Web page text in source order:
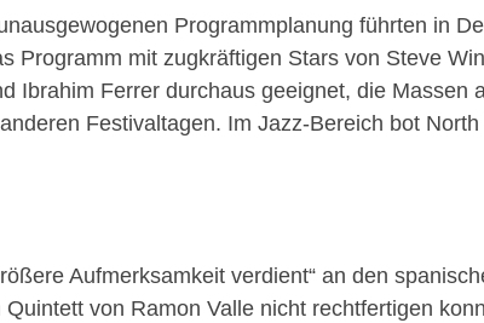
Programmplanung führten in
Programm mit zugkräftigen Stars von Steve
Ibrahim Ferrer durchaus geeignet, die Massen
Festivaltagen. Im Jazz-Bereich bot
Aufmerksamkeit verdient“ an den
von Ramon Valle nicht rechtfertigen